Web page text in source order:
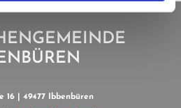
16 | 49477 Ibbenbüren